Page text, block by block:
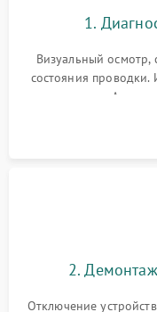
1.
Визуальный
состояния
колодке.
конвекцией, панелью
2.
Отключение